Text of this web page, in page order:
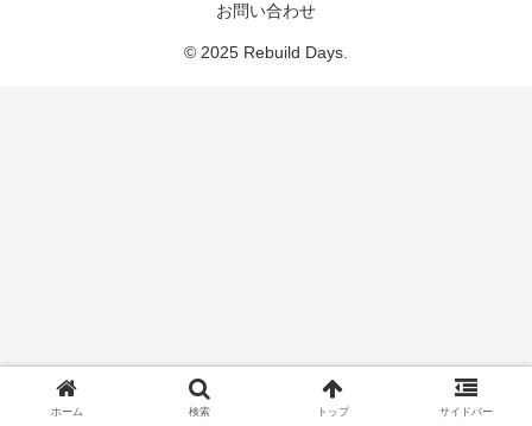
お問い合わせ
© 2025 Rebuild Days.
ホーム 検索 トップ サイドバー